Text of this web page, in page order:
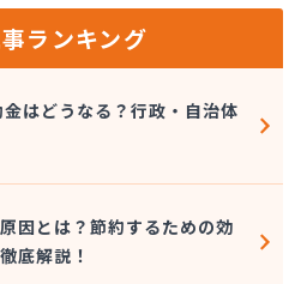
LPガスセンター
都宮支店
ランキング
はどうなる？行政・自治体
因とは？節約するための効
底解説！